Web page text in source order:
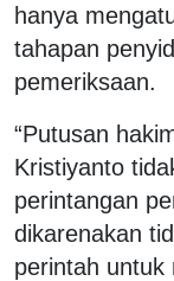
hanya
tahapan
pemeriksaan.
“Putusan
Kristiyanto
perintangan
dikarenakan
perintah untuk